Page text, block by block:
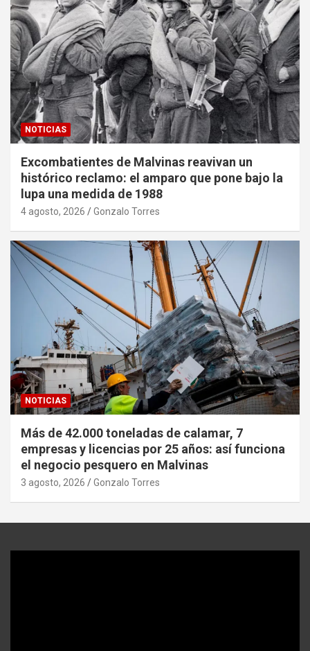
NOTICIAS
Excombatientes de Malvinas reavivan un
histórico reclamo: el amparo que pone bajo la
lupa una medida de 1988
4 agosto, 2026 Gonzalo Torres
NOTICIAS
Más de 42.000 toneladas de calamar, 7
empresas y licencias por 25 años: así funciona
el negocio pesquero en Malvinas
3 agosto, 2026 Gonzalo Torres